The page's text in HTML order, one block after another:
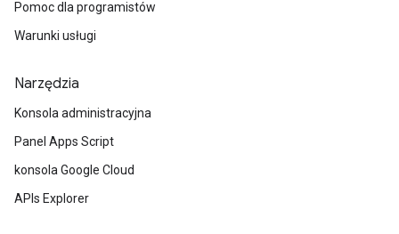
Pomoc dla programistów
Warunki usługi
Narzędzia
Konsola administracyjna
Panel Apps Script
konsola Google Cloud
APIs Explorer